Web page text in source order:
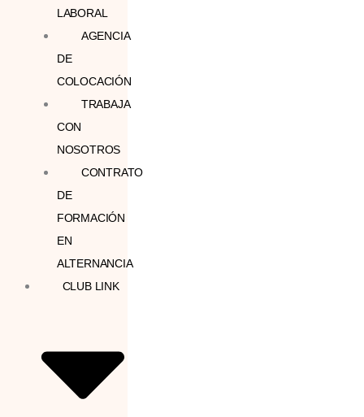
LABORAL
AGENCIA
DE
COLOCACIÓN
TRABAJA
CON
NOSOTROS
CONTRATO
DE
FORMACIÓN
EN
ALTERNANCIA
CLUB LINK